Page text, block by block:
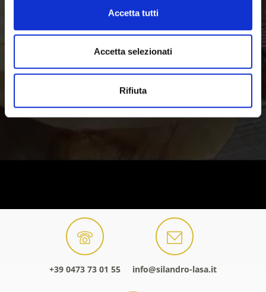
Accetta tutti
Accetta selezionati
Rifiuta
+39 0473 73 01 55 info@silandro-lasa.it